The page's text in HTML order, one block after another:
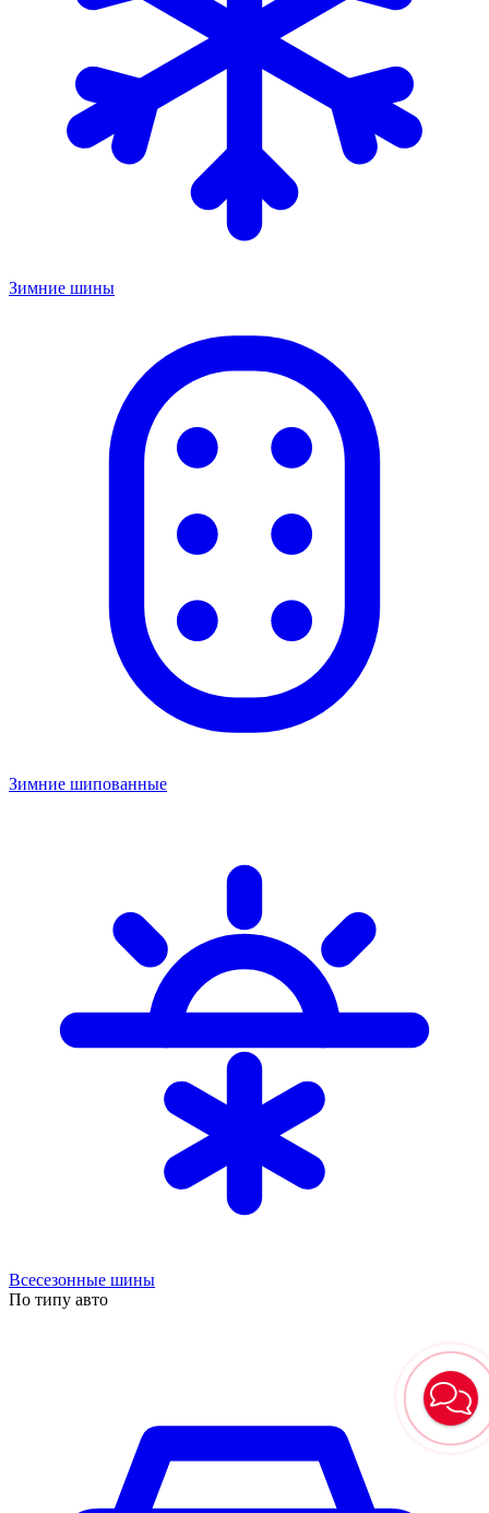
Зимние шины
Зимние шипованные
Всесезонные шины
По типу авто